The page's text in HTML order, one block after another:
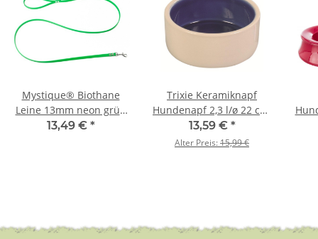
Mystique® Biothane
Leine 13mm neon grün
1,2m mit HS
13,49 € *
Trixie Keramiknapf
Hundenapf 2,3 l/ø 22 cm,
creme/blau
13,59 € *
Alter Preis:15,99 €